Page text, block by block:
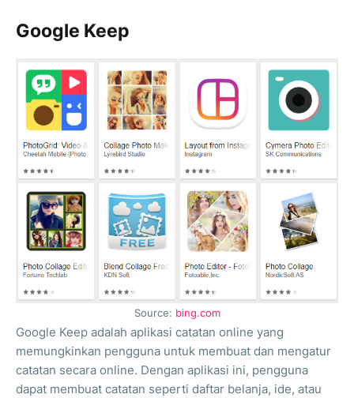
Google Keep
Source: bing.com
Google Keep adalah aplikasi catatan online yang
memungkinkan pengguna untuk membuat dan mengatur
catatan secara online. Dengan aplikasi ini, pengguna
dapat membuat catatan seperti daftar belanja, ide, atau